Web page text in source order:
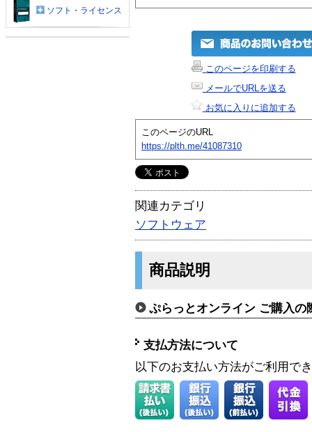
このページを印刷する
メールでURLを送る
お気に入りに追加する
このページのURL
https://plth.me/41087310
関連カテゴリ
ソフトウェア
商品説明
ぷらっとオンライン ご購入の
支払方法について
以下のお支払い方法がご利用で
ソフト・ライセンス